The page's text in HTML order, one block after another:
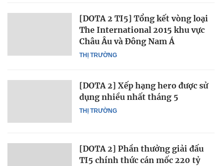
THỊ TRƯỜNG
[DOTA 2 TI5] Tổng kết vòng loại
The International 2015 khu vực
Châu Âu và Đông Nam Á
THỊ TRƯỜNG
[DOTA 2] Xếp hạng hero được sử
dụng nhiều nhất tháng 5
[DOTA 2] Phần thưởng giải đấu
TI5 chính thức cán mốc 220 tỷ